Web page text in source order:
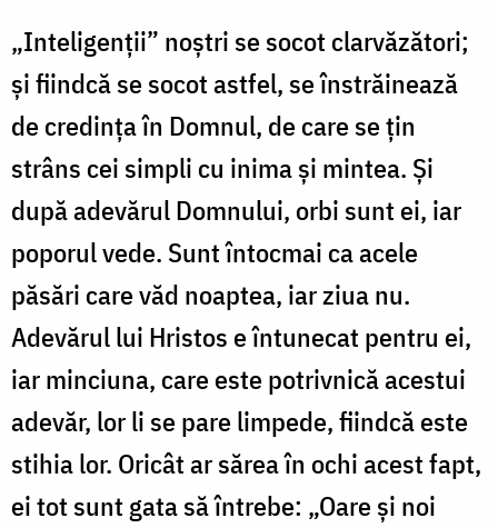
„Inteligenţii” noştri se socot clarvăzători;
şi fiindcă se socot astfel, se înstrăinează
de credinţa în Domnul, de care se ţin
strâns cei simpli cu inima şi mintea. Și
după adevărul Domnului, orbi sunt ei, iar
poporul vede. Sunt întocmai ca acele
păsări care văd noaptea, iar ziua nu.
Adevărul lui Hristos e întunecat pentru ei,
iar minciuna, care este potrivnică acestui
adevăr, lor li se pare limpede, fiindcă este
stihia lor. Oricât ar sărea în ochi acest fapt,
ei tot sunt gata să întrebe: „Oare şi noi